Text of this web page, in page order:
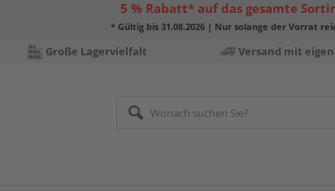
5 % Rabatt* auf das gesamte
* Gültig bis 31.08.2026 | Nur solange der Vorrat
Große Lagervielfalt Versand mit